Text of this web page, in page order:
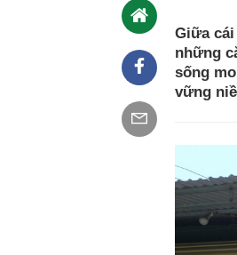
Giữa
những
sống
vững